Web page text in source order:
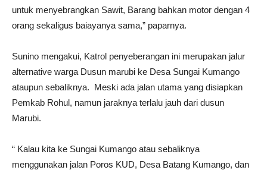
untuk menyebrangkan Sawit, Barang bahkan motor dengan 4
orang sekaligus baiayanya sama,” paparnya.
Sunino mengakui, Katrol penyeberangan ini merupakan jalur
alternative warga Dusun marubi ke Desa Sungai Kumango
ataupun sebaliknya. Meski ada jalan utama yang disiapkan
Pemkab Rohul, namun jaraknya terlalu jauh dari dusun
Marubi.
“ Kalau kita ke Sungai Kumango atau sebaliknya
menggunakan jalan Poros KUD, Desa Batang Kumango, dan